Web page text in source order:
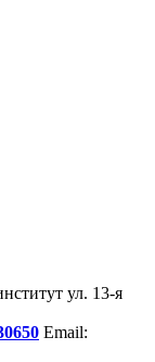
ул. 13-я
Email: